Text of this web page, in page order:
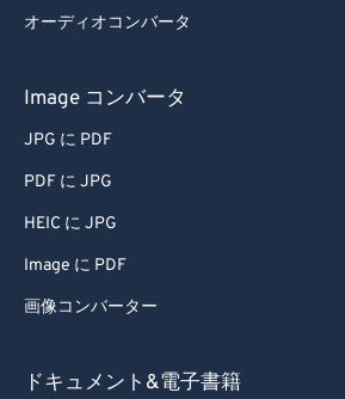
オーディオコンバータ
Image コンバータ
JPG に PDF
PDF に JPG
HEIC に JPG
Image に PDF
画像コンバーター
ドキュメント&電子書籍